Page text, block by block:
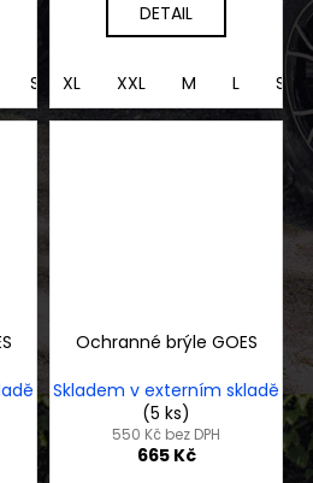
S XS
DETAIL
XL XXL M L S
Ochranné brýle GOES
Skladem v externím skladě
(5 ks)
550 Kč bez DPH
665 Kč